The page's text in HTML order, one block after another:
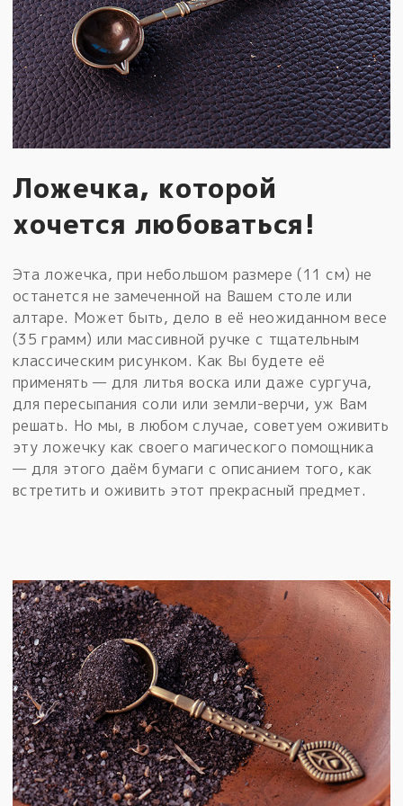
Ложечка, которой
хочется любоваться!
Эта ложечка, при небольшом размере (11 см) не
останется не замеченной на Вашем столе или
алтаре. Может быть, дело в её неожиданном весе
(35 грамм) или массивной ручке с тщательным
классическим рисунком. Как Вы будете её
применять — для литья воска или даже сургуча,
для пересыпания соли или земли-верчи, уж Вам
решать. Но мы, в любом случае, советуем оживить
эту ложечку как своего магического помощника
— для этого даём бумаги с описанием того, как
встретить и оживить этот прекрасный предмет.